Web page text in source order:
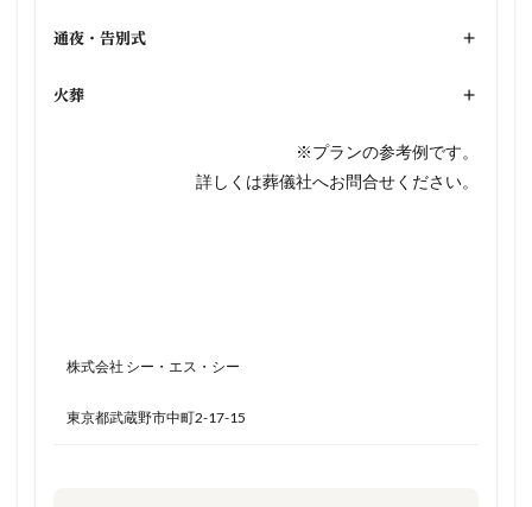
通夜・告別式 +
火葬 +
※プランの参考例です。
詳しくは葬儀社へお問合せください。
株式会社 シー・エス・シー
東京都武蔵野市中町2-17-15